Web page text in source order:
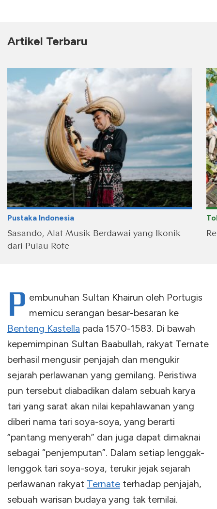
Artikel Terbaru
Pustaka Indonesia
Sasando, Alat Musik Berdawai yang Ikonik
dari Pulau Rote
P embunuhan Sultan Khairun oleh Portugis
memicu serangan besar-besaran ke
Benteng Kastella pada 1570-1583. Di bawah
kepemimpinan Sultan Baabullah, rakyat Ternate
berhasil mengusir penjajah dan mengukir
sejarah perlawanan yang gemilang. Peristiwa
pun tersebut diabadikan dalam sebuah karya
tari yang sarat akan nilai kepahlawanan yang
diberi nama tari soya-soya, yang berarti
“pantang menyerah” dan juga dapat dimaknai
sebagai “penjemputan”. Dalam setiap lenggak-
lenggok tari soya-soya, terukir jejak sejarah
perlawanan rakyat Ternate terhadap penjajah,
sebuah warisan budaya yang tak ternilai.